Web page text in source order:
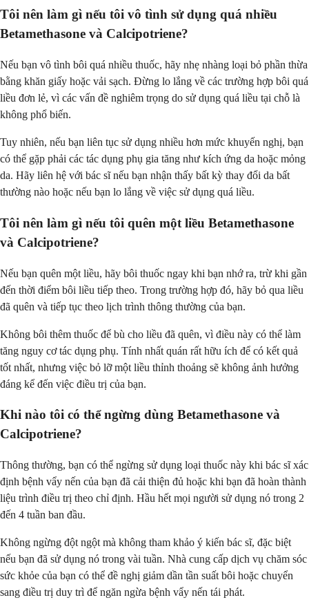
Tôi nên làm gì nếu tôi vô tình sử dụng quá nhiều
Betamethasone và Calcipotriene?
Nếu bạn vô tình bôi quá nhiều thuốc, hãy nhẹ nhàng loại bỏ phần thừa
bằng khăn giấy hoặc vải sạch. Đừng lo lắng về các trường hợp bôi quá
liều đơn lẻ, vì các vấn đề nghiêm trọng do sử dụng quá liều tại chỗ là
không phổ biến.
Tuy nhiên, nếu bạn liên tục sử dụng nhiều hơn mức khuyến nghị, bạn
có thể gặp phải các tác dụng phụ gia tăng như kích ứng da hoặc mỏng
da. Hãy liên hệ với bác sĩ nếu bạn nhận thấy bất kỳ thay đổi da bất
thường nào hoặc nếu bạn lo lắng về việc sử dụng quá liều.
Tôi nên làm gì nếu tôi quên một liều Betamethasone
và Calcipotriene?
Nếu bạn quên một liều, hãy bôi thuốc ngay khi bạn nhớ ra, trừ khi gần
đến thời điểm bôi liều tiếp theo. Trong trường hợp đó, hãy bỏ qua liều
đã quên và tiếp tục theo lịch trình thông thường của bạn.
Không bôi thêm thuốc để bù cho liều đã quên, vì điều này có thể làm
tăng nguy cơ tác dụng phụ. Tính nhất quán rất hữu ích để có kết quả
tốt nhất, nhưng việc bỏ lỡ một liều thỉnh thoảng sẽ không ảnh hưởng
đáng kể đến việc điều trị của bạn.
Khi nào tôi có thể ngừng dùng Betamethasone và
Calcipotriene?
Thông thường, bạn có thể ngừng sử dụng loại thuốc này khi bác sĩ xác
định bệnh vẩy nến của bạn đã cải thiện đủ hoặc khi bạn đã hoàn thành
liệu trình điều trị theo chỉ định. Hầu hết mọi người sử dụng nó trong 2
đến 4 tuần ban đầu.
Không ngừng đột ngột mà không tham khảo ý kiến bác sĩ, đặc biệt
nếu bạn đã sử dụng nó trong vài tuần. Nhà cung cấp dịch vụ chăm sóc
sức khỏe của bạn có thể đề nghị giảm dần tần suất bôi hoặc chuyển
sang điều trị duy trì để ngăn ngừa bệnh vẩy nến tái phát.